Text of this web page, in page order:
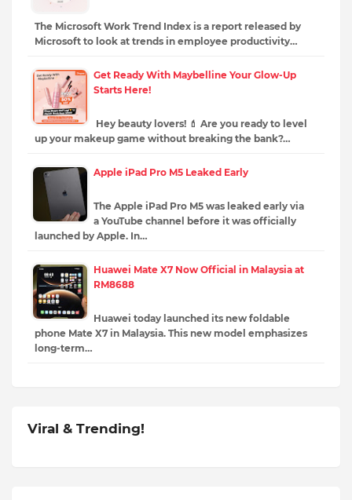
The Microsoft Work Trend Index is a report released by
Microsoft to look at trends in employee productivity…
Get Ready With Maybelline Your Glow-Up
Starts Here!
Hey beauty lovers! 💄 Are you ready to level
up your makeup game without breaking the bank?…
Apple iPad Pro M5 Leaked Early
The Apple iPad Pro M5 was leaked early via
a YouTube channel before it was officially
launched by Apple. In…
Huawei Mate X7 Now Official in Malaysia at
RM8688
Huawei today launched its new foldable
phone Mate X7 in Malaysia. This new model emphasizes
long-term…
Viral & Trending!